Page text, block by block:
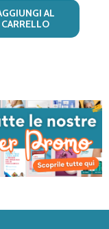
AL
CARRELLO